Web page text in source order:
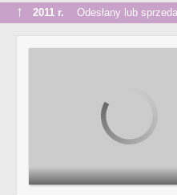
↑ 2011 r. Odesłany lub